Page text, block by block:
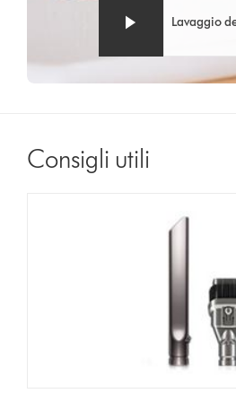
Lavaggio
Consigli utili